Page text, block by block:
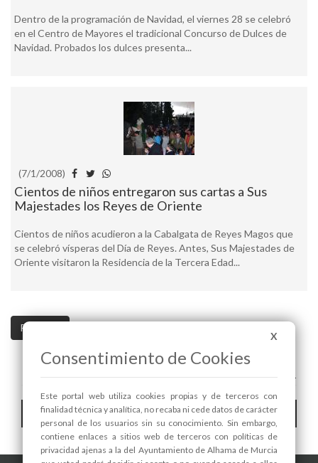
Dentro de la programación de Navidad, el viernes 28 se celebró
en el Centro de Mayores el tradicional Concurso de Dulces de
Navidad. Probados los dulces presenta...
(7/1/2008)
Cientos de niños entregaron sus cartas a Sus
Majestades los Reyes de Oriente
Cientos de niños acudieron a la Cabalgata de Reyes Magos que
se celebró vísperas del Día de Reyes. Antes, Sus Majestades de
Oriente visitaron la Residencia de la Tercera Edad...
Pag. 1 / 1
A+ A-
Hemeroteca
Toggle
X
Consentimiento de Cookies
Este portal web utiliza cookies propias y de terceros con
finalidad técnica y analítica, no recaba ni cede datos de carácter
personal de los usuarios sin su conocimiento. Sin embargo,
contiene enlaces a sitios web de terceros con políticas de
privacidad ajenas a la del Ayuntamiento de Alhama de Murcia